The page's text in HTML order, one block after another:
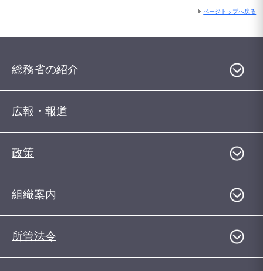
ページトップへ戻る
総務省の紹介
広報・報道
政策
組織案内
所管法令